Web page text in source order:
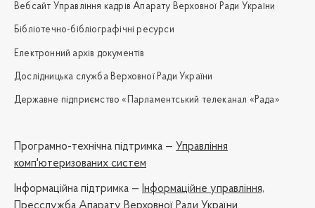
Вебсайт Управління кадрів Апарату Верховної Ради України
Бібліотечно-бібліографічні ресурси
Електронний архів документів
Дослідницька служба Верховної Ради України
Державне підприємство «Парламентський телеканал «Рада»
Програмно-технічна підтримка — Управління
комп'ютеризованих систем
Iнформаційна підтримка — Інформаційне управління,
Пресслужба Апарату Верховної Ради України